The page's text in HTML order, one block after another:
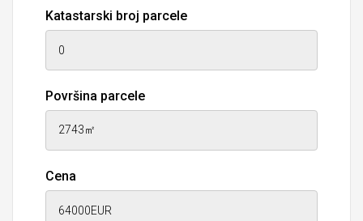
Katastarski broj parcele
Površina parcele
Cena